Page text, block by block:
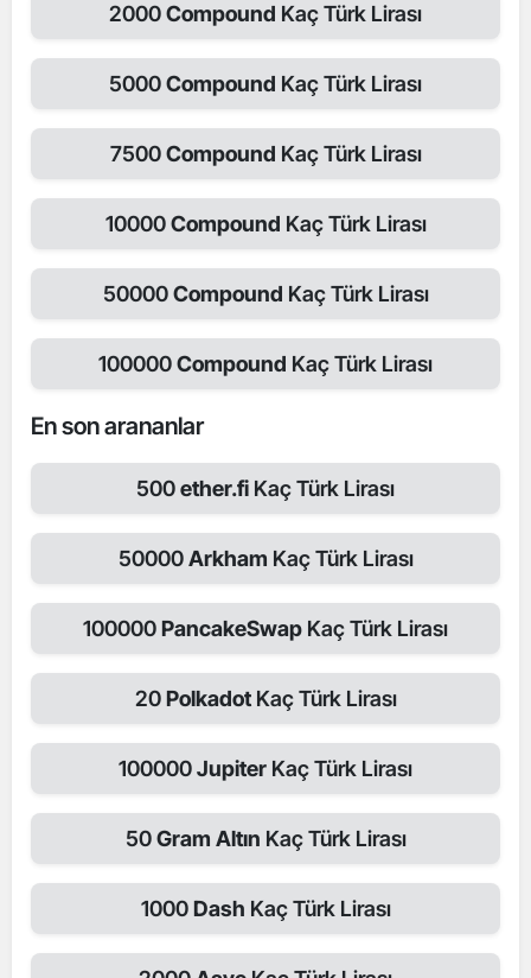
2000Compound Kaç Türk Lirası
5000Compound Kaç Türk Lirası
7500Compound Kaç Türk Lirası
10000Compound Kaç Türk Lirası
50000Compound Kaç Türk Lirası
100000Compound Kaç Türk Lirası
En son arananlar
500ether.fi Kaç Türk Lirası
50000Arkham Kaç Türk Lirası
100000PancakeSwap Kaç Türk Lirası
20Polkadot Kaç Türk Lirası
100000Jupiter Kaç Türk Lirası
50Gram Altın Kaç Türk Lirası
1000Dash Kaç Türk Lirası